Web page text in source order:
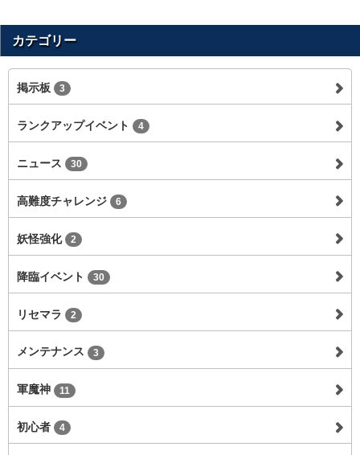
カテゴリー
掲示板 3
ランクアップイベント 4
ニュース 30
高難度チャレンジ 6
妖怪強化 2
降臨イベント 30
リセマラ 2
メンテナンス 3
軍魔神 11
初心者 4